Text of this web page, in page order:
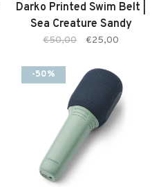
Darko Printed Swim Belt |
Sea Creature Sandy
€50,00 €25,00
-50%